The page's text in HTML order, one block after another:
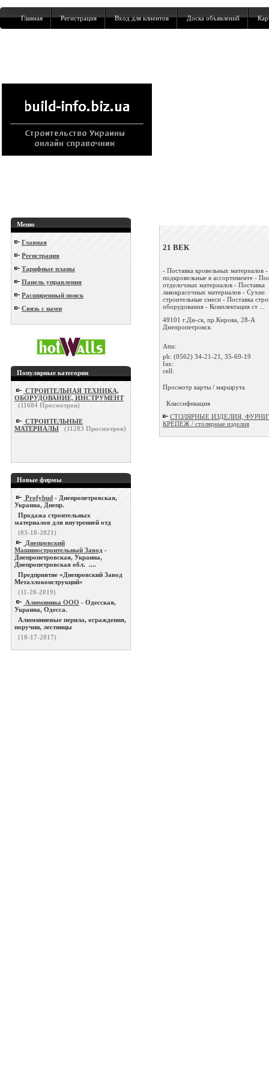
Главная Регистрация Вход для клиентов Доска объявлений
Меню
Главная
Регистрация
Тарифные планы
Панель управления
Расширенный поиск
Связь с нами
Популярные категории
СТРОИТЕЛЬНАЯ ТЕХНИКА,
ОБОРУДОВАНИЕ, ИНСТРУМЕНТ
(11684 Просмотров)
СТРОИТЕЛЬНЫЕ
МАТЕРИАЛЫ
(11283 Просмотров)
Новые фирмы
Profybud - Днепропетровская,
Украина, Днепр.
Продажа строительных
материалов для внутренней отд
(03-18-2021)
Днепровский
Машиностроительный Завод -
Днепропетровская, Украина,
Днепропетровская обл. ....
Предприятие «Днепровский Завод
Металлоконструкций»
(11-20-2019)
Алюминика ООО - Одесская,
Украина, Одесса.
Алюминиевые перила, ограждения,
поручни, лестницы
(10-17-2017)
21 ВЕК
- Поставка кровельных материалов
подкровельные в ассортименте -
отделочных материалов - Поставка
лакокрасочных материалов - Сухие
строительные смеси - Поставка
оборудования - Комплектация ст ...
49101 г.Дн-ск, пр.Кирова, 28-А
Днепропетровск
Attn:
ph: (0562) 34-21-21, 35-69-19
fax:
cell:
Просмотр карты / маршрута
Классификация
СТОЛЯРНЫЕ ИЗДЕЛИЯ,
КРЕПЕЖ / столярные изделия